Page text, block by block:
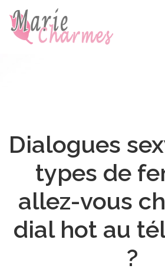
Dialogues
types de
allez-vous
dial hot au
?